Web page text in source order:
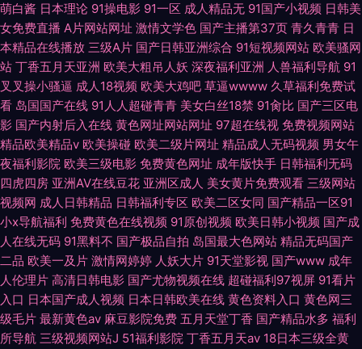
萌白酱 日本理论 91操电影 91一区 成人精品无 91国产小视频 日韩美
女免费直播 A片网站网址 激情文学色 国产主播第37页 青久青青 日
本精品在线播放 三级A片 国产日韩亚洲综合 91短视频网站 欧美骚网
站 丁香五月天亚洲 欧美大粗吊人妖 深夜福利亚洲 人兽福利导航 91
叉叉操小骚逼 成人18视频 欧美大鸡吧 草逼wwww 久草福利免费试
看 岛国国产在线 91人人超碰青青 美女白丝18禁 91肏比 国产三区电
影 国产内射后入在线 黄色网址网站网址 97超在线视 免费视频网站
精品欧美精品v 欧美操碰 欧美二级片网址 精品成人无码视频 男女午
夜福利影院 欧美三级电影 免费黄色网址 成年版快手 日韩福利无码
四虎四房 亚洲AV在线豆花 亚洲区成人 美女黄片免费观看 三级网站
视频网 成人日韩精品 日韩福利专区 欧美二区女同 国产精品一区91
小x导航福利 免费黄色在线视频 91原创视频 欧美日韩小视频 国产成
人在线无码 91黑料不 国产极品自拍 岛国最大色网站 精品无码国产
二品 欧美一及片 激情网婷婷 人妖大片 91天堂影视 国产www 成年
人伦理片 高清日韩电影 国产尤物视频在线 超碰福利97视屏 91看片
入口 日本国产成人视频 日本日韩欧美在线 黄色资料入口 黄色网三
级毛片 最新黄色av 麻豆影院免费 五月天堂丁香 国产精品水多 福利
所导航 三级视频网站J 51福利影院 丁香五月天av 18日本三级全黄